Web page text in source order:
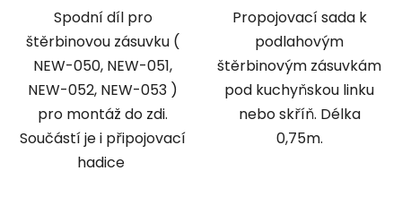
Spodní díl pro
štěrbinovou zásuvku (
NEW-050, NEW-051,
NEW-052, NEW-053 )
pro montáž do zdi.
Součástí je i připojovací
hadice
Propojovací sada k
podlahovým
štěrbinovým zásuvkám
pod kuchyňskou linku
nebo skříň. Délka
0,75m.